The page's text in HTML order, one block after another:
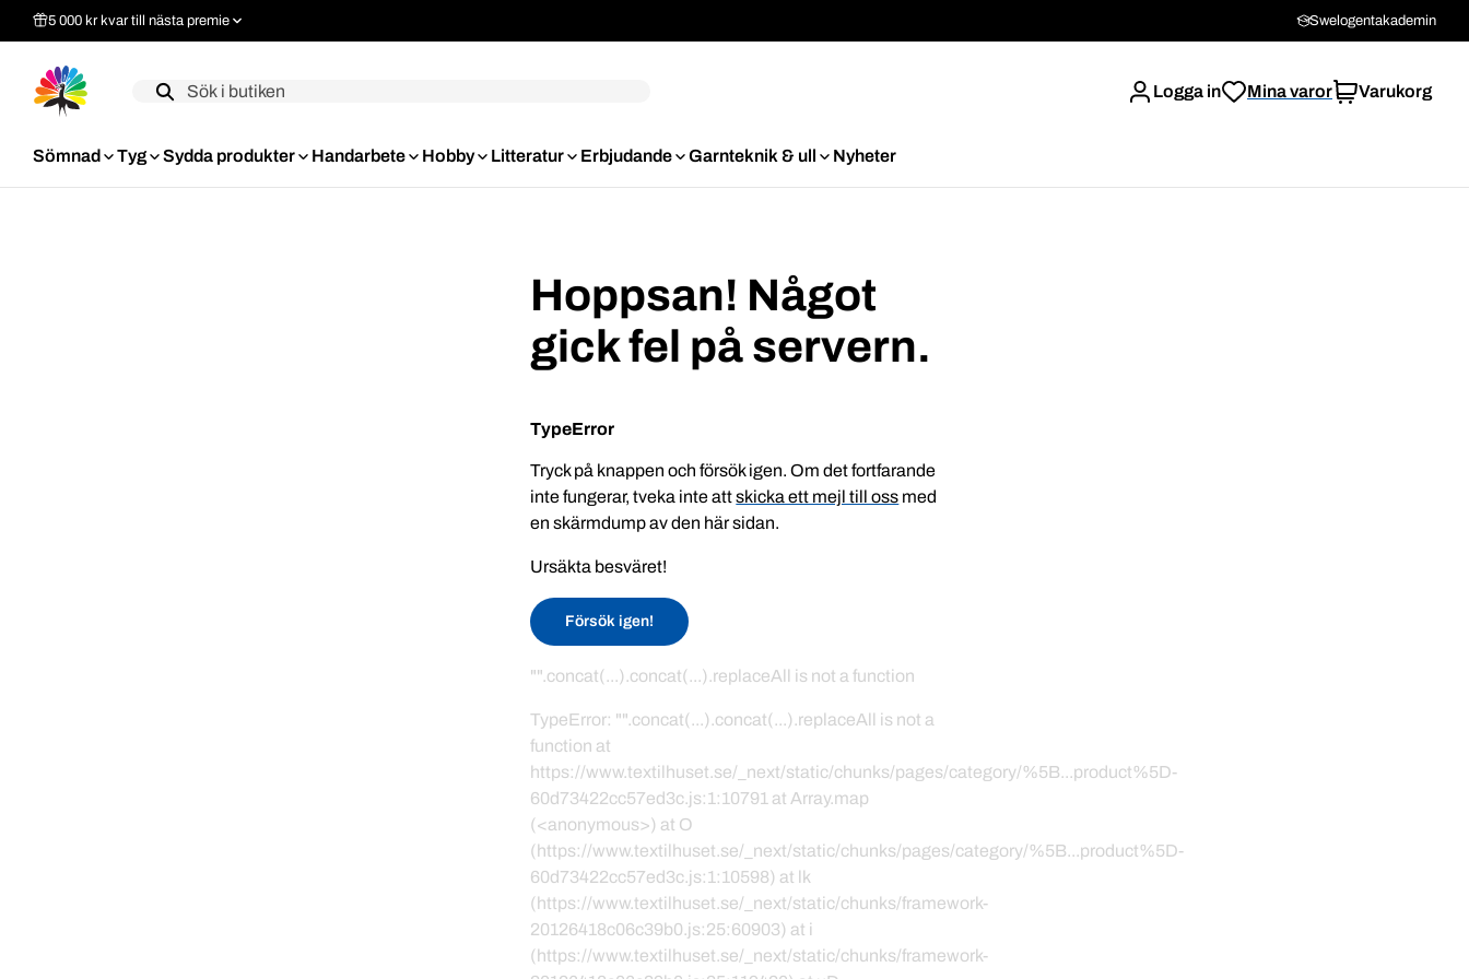
5 000 kr kvar till nästa premie Swelogentakademin
Label Logga in Mina varor Varukorg
Sömnad Tyg Sydda produkter Handarbete Hobby Litteratur Erbjudande Garnteknik & ull Nyheter
Hoppsan! Något
gick fel på servern.
TypeError
Tryck på knappen och försök igen. Om det fortfarande
inte fungerar, tveka inte attskicka ett mejl till oss med
en skärmdump av den här sidan.
Ursäkta besväret!
Försök igen!
"".concat(...).concat(...).replaceAll is not a function
TypeError: "".concat(...).concat(...).replaceAll is not a
function at
https://www.textilhuset.se/_next/static/chunks/pages/category/%5B...product%5D-
60d73422cc57ed3c.js:1:10791 at Array.map
(<anonymous>) at O
(https://www.textilhuset.se/_next/static/chunks/pages/category/%5B...product%5D-
60d73422cc57ed3c.js:1:10598) at lk
(https://www.textilhuset.se/_next/static/chunks/framework-
20126418c06c39b0.js:25:60903) at i
(https://www.textilhuset.se/_next/static/chunks/framework-